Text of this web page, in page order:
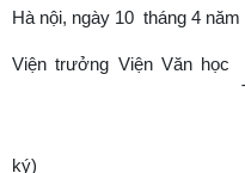
Hà nội, ngày 10 tháng 4 năm
Viện
Trưởng